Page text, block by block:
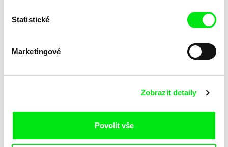
Statistické
Marketingové
Zobrazit detaily
Povolit vše
Time / EN verze
Viera Čákanyová